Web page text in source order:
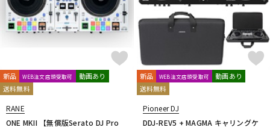
アンプ エフェクター
新品 WEB注文店頭受取可
動画あり
送料無料
RANE
ONE MKII 【無償版Serato DJ Pro
新品 WEB注文店頭受取可
動画あり
送料無料
Pioneer DJ
DDJ-REV5 + MAGMA キャリングケ